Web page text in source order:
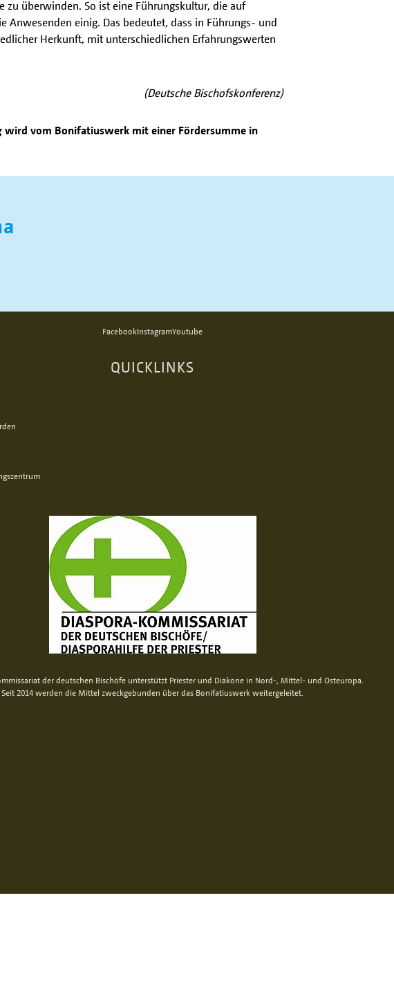
zu überwinden. So ist eine Führungskultur, die auf
Anwesenden einig. Das bedeutet, dass in Führungs- und
Herkunft, mit unterschiedlichen Erfahrungswerten
(Deutsche Bischofskonferenz)
wird vom Bonifatiuswerk mit einer Fördersumme in
FacebookInstagramYoutube
QUICKLINKS
der deutschen Bischöfe unterstützt Priester und Diakone in Nord-, Mittel- und Osteuropa.
Seit 2014 werden die Mittel zweckgebunden über das Bonifatiuswerk weitergeleitet.